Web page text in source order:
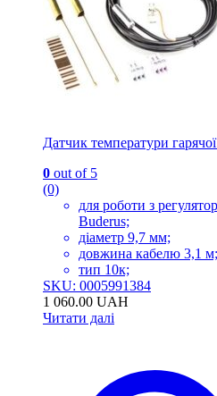
Датчик температури
0 out of 5
(0)
для роботи з
Buderus;
діаметр 9,7 мм;
довжина кабелю 3,1 м;
тип 10к;
SKU: 0005991384
1 060.00 UAH
Читати далі